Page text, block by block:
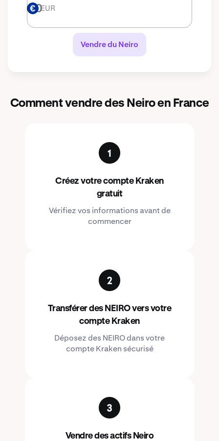
EUR EUR
Vendre du Neiro
Comment vendre des Neiro en France
Créez votre compte Kraken
gratuit
Vérifiez vos informations avant de
commencer
Transférer des NEIRO vers votre
compte Kraken
Déposez des NEIRO dans votre
compte Kraken sécurisé
Vendre des actifs Neiro